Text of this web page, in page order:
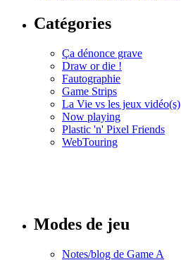
Catégories
Ça dénonce grave
Draw or die !
Fautographie
Game Strips
La Vie vs les jeux vidéo(s)
Now playing
Plastic 'n' Pixel Friends
WebTouring
Modes de jeu
Notes/blog de Game A